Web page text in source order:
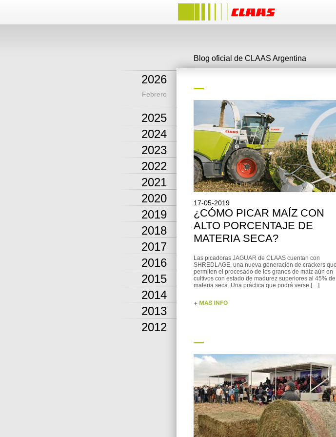
2026
Febrero
2025
2024
2023
2022
2021
2020
2019
2018
2017
2016
2015
2014
2013
2012
Blog oficial de CLAAS Argentina
17-05-2019
¿CÓMO PICAR MAÍZ CON
ALTO PORCENTAJE DE
MATERIA SECA?
Las picadoras JAGUAR de CLAAS cuentan con
SHREDLAGE, una nueva generación de crackers que
permiten el procesado de los granos de maíz aún en
cultivos con estado de madurez superiores al 45% de
materia seca. Una práctica que podrá verse […]